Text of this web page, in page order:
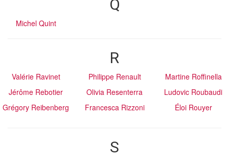
Q
Michel Quint
R
Valérie Ravinet
Jérôme Rebotier
Grégory Reibenberg
Philippe Renault
Olivia Resenterra
Francesca Rizzoni
Martine Roffinella
Ludovic Roubaudi
Éloi Rouyer
S